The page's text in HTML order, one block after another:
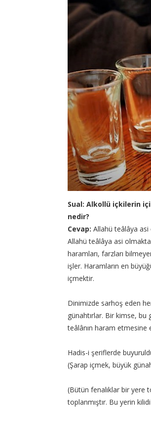
Sual: Alkollü içkilerin
nedir?
Cevap: Allahü teâlâya
Allahü teâlâya asi
haramları, farzları
işler. Haramların en
içmektir.
Dinimizde sarhoş eden
günahtırlar. Bir kimse,
teâlânın haram etmesine
Hadis-i şeriflerde
(Şarap içmek, büyük
(Bütün fenalıklar bir yere
toplanmıştır. Bu yerin